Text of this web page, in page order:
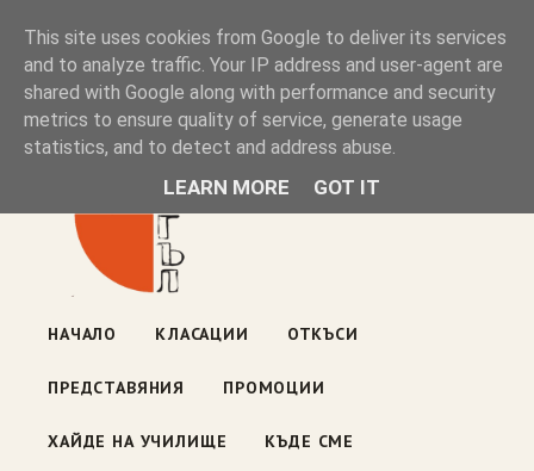
Книжен ъгъл
Блог на книжарницата — класации, откъси, нови книги
ул. „Оборище" 117, София· пон–пет 10:00–19:00 ·
НАЧАЛО КЛАСАЦИИ ОТКЪСИ
ПРЕДСТАВЯНИЯ ПРОМОЦИИ
ХАЙДЕ НА УЧИЛИЩЕ КЪДЕ СМЕ
This site uses cookies from Google to deliver its services
and to analyze traffic. Your IP address and user-agent are
shared with Google along with performance and security
metrics to ensure quality of service, generate usage
statistics, and to detect and address abuse.
LEARN MORE GOT IT